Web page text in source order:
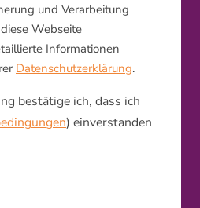
und Verarbeitung
Webseite
Informationen
Datenschutzerklärung.
bestätige ich, dass ich
) einverstanden